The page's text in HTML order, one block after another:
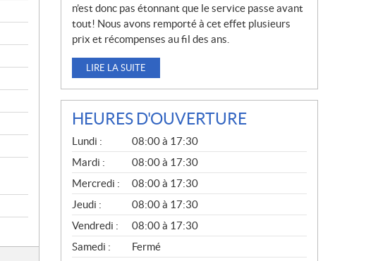
n’est donc pas étonnant que le service passe avant
tout! Nous avons remporté à cet effet plusieurs
prix et récompenses au fil des ans.
LIRE LA SUITE
HEURES D'OUVERTURE
G
É
N
É
R
A
L
Lundi :
08:00 à 17:30
Mardi :
08:00 à 17:30
Mercredi :
08:00 à 17:30
Jeudi :
08:00 à 17:30
Vendredi :
08:00 à 17:30
Samedi :
Fermé